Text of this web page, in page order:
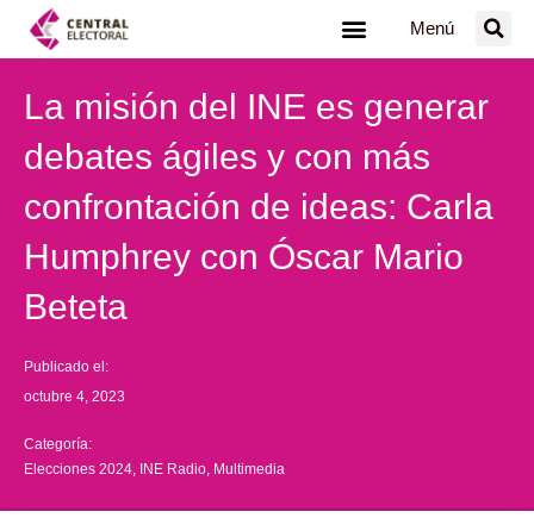
Menú
La misión del INE es generar
debates ágiles y con más
confrontación de ideas: Carla
Humphrey con Óscar Mario
Beteta
Publicado el:
octubre 4, 2023
Categoría:
Elecciones 2024 INE Radio Multimedia